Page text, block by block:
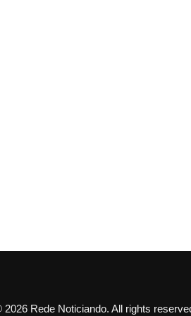
Rede Noticiando. All rights